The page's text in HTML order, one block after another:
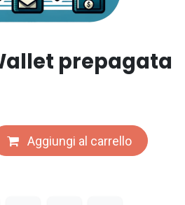
prepagata
Aggiungi al carrello